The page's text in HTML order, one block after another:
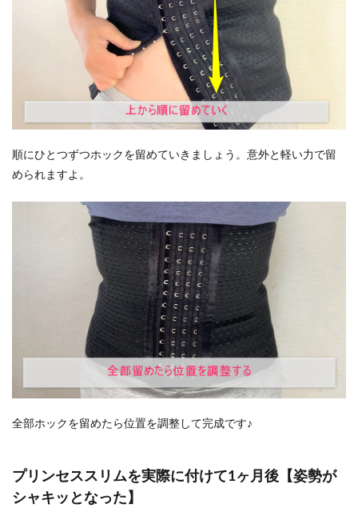
順にひとつずつホックを留めていきましょう。意外と軽い力で留
められますよ。
全部ホックを留めたら位置を調整して完成です♪
プリンセススリムを実際に付けて1ヶ月後【姿勢が
シャキッとなった】